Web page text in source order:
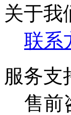
关于我
联系
服务支
售前